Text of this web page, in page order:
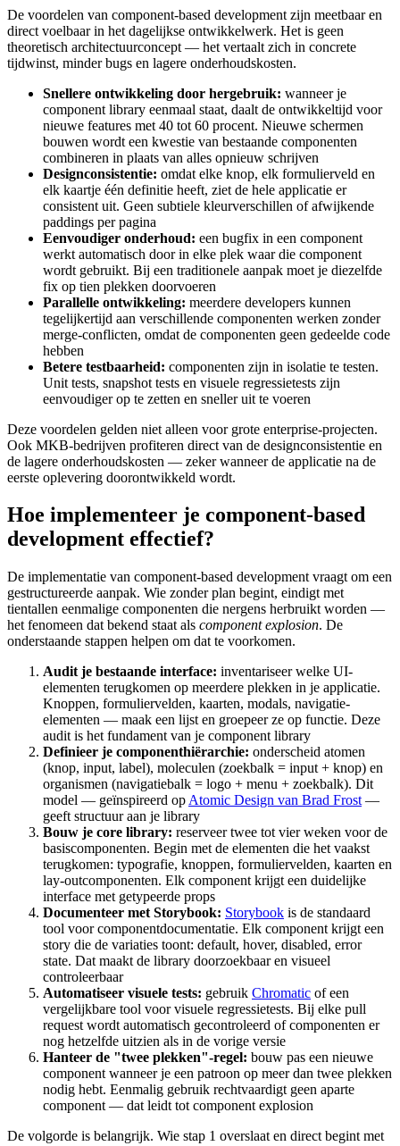
De voordelen van component-based development zijn meetbaar en
direct voelbaar in het dagelijkse ontwikkelwerk. Het is geen
theoretisch architectuurconcept — het vertaalt zich in concrete
tijdwinst, minder bugs en lagere onderhoudskosten.
Snellere ontwikkeling door hergebruik: wanneer je
component library eenmaal staat, daalt de ontwikkeltijd voor
nieuwe features met 40 tot 60 procent. Nieuwe schermen
bouwen wordt een kwestie van bestaande componenten
combineren in plaats van alles opnieuw schrijven
Designconsistentie: omdat elke knop, elk formulierveld en
elk kaartje één definitie heeft, ziet de hele applicatie er
consistent uit. Geen subtiele kleurverschillen of afwijkende
paddings per pagina
Eenvoudiger onderhoud: een bugfix in een component
werkt automatisch door in elke plek waar die component
wordt gebruikt. Bij een traditionele aanpak moet je diezelfde
fix op tien plekken doorvoeren
Parallelle ontwikkeling: meerdere developers kunnen
tegelijkertijd aan verschillende componenten werken zonder
merge-conflicten, omdat de componenten geen gedeelde code
hebben
Betere testbaarheid: componenten zijn in isolatie te testen.
Unit tests, snapshot tests en visuele regressietests zijn
eenvoudiger op te zetten en sneller uit te voeren
Deze voordelen gelden niet alleen voor grote enterprise-projecten.
Ook MKB-bedrijven profiteren direct van de designconsistentie en
de lagere onderhoudskosten — zeker wanneer de applicatie na de
eerste oplevering doorontwikkeld wordt.
Hoe implementeer je component-based
development effectief?
De implementatie van component-based development vraagt om een
gestructureerde aanpak. Wie zonder plan begint, eindigt met
tientallen eenmalige componenten die nergens herbruikt worden —
het fenomeen dat bekend staat als component explosion. De
onderstaande stappen helpen om dat te voorkomen.
Audit je bestaande interface: inventariseer welke UI-
elementen terugkomen op meerdere plekken in je applicatie.
Knoppen, formuliervelden, kaarten, modals, navigatie-
elementen — maak een lijst en groepeer ze op functie. Deze
audit is het fundament van je component library
Definieer je componenthiërarchie: onderscheid atomen
(knop, input, label), moleculen (zoekbalk = input + knop) en
organismen (navigatiebalk = logo + menu + zoekbalk). Dit
model — geïnspireerd op Atomic Design van Brad Frost —
geeft structuur aan je library
Bouw je core library: reserveer twee tot vier weken voor de
basiscomponenten. Begin met de elementen die het vaakst
terugkomen: typografie, knoppen, formuliervelden, kaarten en
lay-outcomponenten. Elk component krijgt een duidelijke
interface met getypeerde props
Documenteer met Storybook: Storybook is de standaard
tool voor componentdocumentatie. Elk component krijgt een
story die de variaties toont: default, hover, disabled, error
state. Dat maakt de library doorzoekbaar en visueel
controleerbaar
Automatiseer visuele tests: gebruik Chromatic of een
vergelijkbare tool voor visuele regressietests. Bij elke pull
request wordt automatisch gecontroleerd of componenten er
nog hetzelfde uitzien als in de vorige versie
Hanteer de "twee plekken"-regel: bouw pas een nieuwe
component wanneer je een patroon op meer dan twee plekken
nodig hebt. Eenmalig gebruik rechtvaardigt geen aparte
component — dat leidt tot component explosion
De volgorde is belangrijk. Wie stap 1 overslaat en direct begint met